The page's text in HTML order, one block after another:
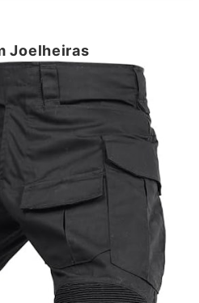
Joelheiras